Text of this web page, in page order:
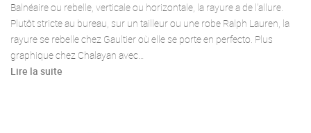
Balnéaire ou rebelle, verticale ou horizontale, la rayure a de l’allure.
Plutôt stricte au bureau, sur un tailleur ou une robe Ralph Lauren, la
rayure se rebelle chez Gaultier où elle se porte en perfecto. Plus
graphique chez Chalayan avec…
Lire la suite